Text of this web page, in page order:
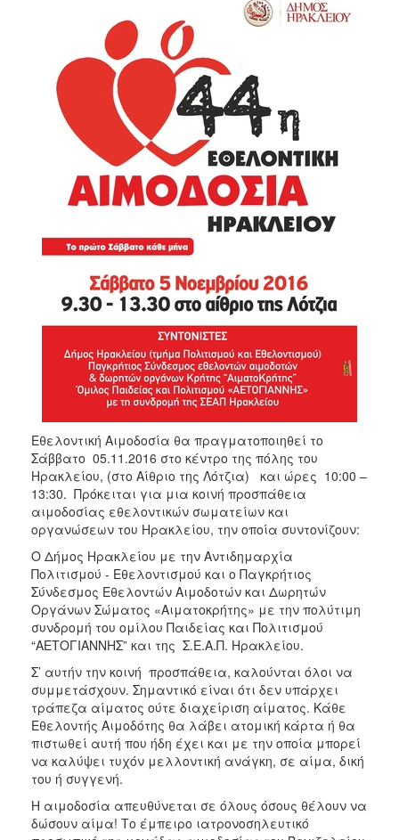
Εθελοντική Αιμοδοσία θα πραγματοποιηθεί το
Σάββατο 05.11.2016 στο κέντρο της πόλης του
Ηρακλείου, (στο Αίθριο της Λότζια) και ώρες 10:00 –
13:30. Πρόκειται για μια κοινή προσπάθεια
αιμοδοσίας εθελοντικών σωματείων και
οργανώσεων του Ηρακλείου, την οποία συντονίζουν:
O Δήμος Ηρακλείου με την Αντιδημαρχία
Πολιτισμού - Εθελοντισμού και ο Παγκρήτιος
Σύνδεσμος Εθελοντών Αιμοδοτών και Δωρητών
Οργάνων Σώματος «Αιματοκρήτης» με την πολύτιμη
συνδρομή του ομίλου Παιδείας και Πολιτισμού
“ΑΕΤΟΓΙΑΝΝΗΣ” και της Σ.Ε.Α.Π. Ηρακλείου.
Σ’ αυτήν την κοινή προσπάθεια, καλούνται όλοι να
συμμετάσχουν. Σημαντικό είναι ότι δεν υπάρχει
τράπεζα αίματος ούτε διαχείριση αίματος. Κάθε
Εθελοντής Αιμοδότης θα λάβει ατομική κάρτα ή θα
πιστωθεί αυτή που ήδη έχει και με την οποία μπορεί
να καλύψει τυχόν μελλοντική ανάγκη, σε αίμα, δική
του ή συγγενή.
Η αιμοδοσία απευθύνεται σε όλους όσους θέλουν να
δώσουν αίμα! Το έμπειρο ιατρονοσηλευτικό